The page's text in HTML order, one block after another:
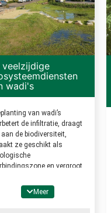
veelzijdige
wadi's
van wadi’s
de infiltratie, draagt
aan de biodiversiteit,
ze geschikt als
en vergroot
in een buurt. Planten
en nabij wadi’s moeten
Meer